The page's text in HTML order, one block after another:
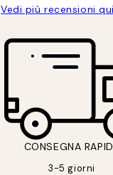
Vedi più recensioni qui
CONSEGNA
3-5 giorni